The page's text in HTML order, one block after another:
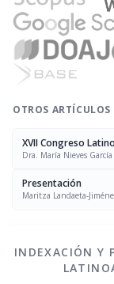
OTROS ARTÍCULOS
XVII Congreso
Dra. María Nieves García
Presentación
Maritza Landaeta-
INDEXACIÓN Y